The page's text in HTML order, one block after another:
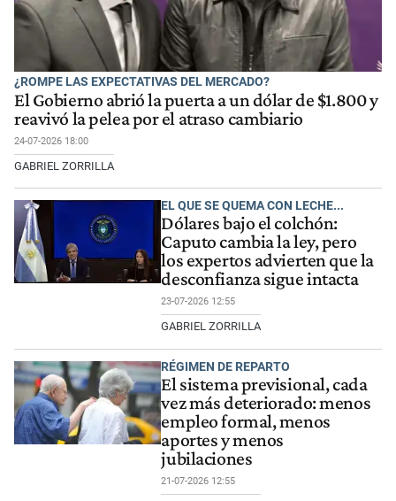
¿ROMPE LAS EXPECTATIVAS DEL MERCADO?
El Gobierno abrió la puerta a un dólar de $1.800 y
reavivó la pelea por el atraso cambiario
24-07-2026 18:00
GABRIEL ZORRILLA
EL QUE SE QUEMA CON LECHE...
Dólares bajo el colchón:
Caputo cambia la ley, pero
los expertos advierten que la
desconfianza sigue intacta
23-07-2026 12:55
GABRIEL ZORRILLA
RÉGIMEN DE REPARTO
El sistema previsional, cada
vez más deteriorado: menos
empleo formal, menos
aportes y menos
jubilaciones
21-07-2026 12:55